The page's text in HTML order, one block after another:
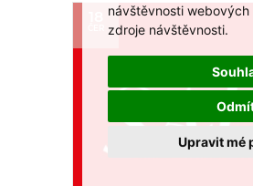
návštěvnosti
zdroje návštěvnosti.
Upravit mé